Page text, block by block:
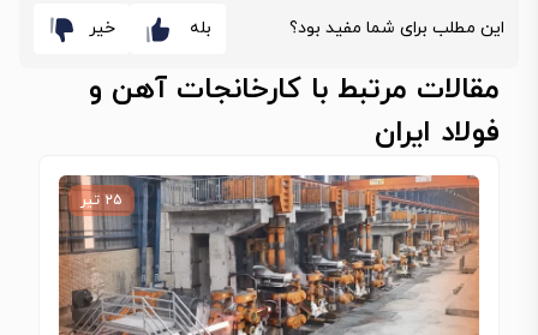
این مطلب برای شما مفید بود؟ بله خیر
مقالات مرتبط با کارخانجات آهن و
فولاد ایران
۲۵ تیر